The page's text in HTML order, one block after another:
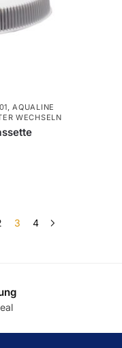
,AQUALINE
WECHSELN
3 4